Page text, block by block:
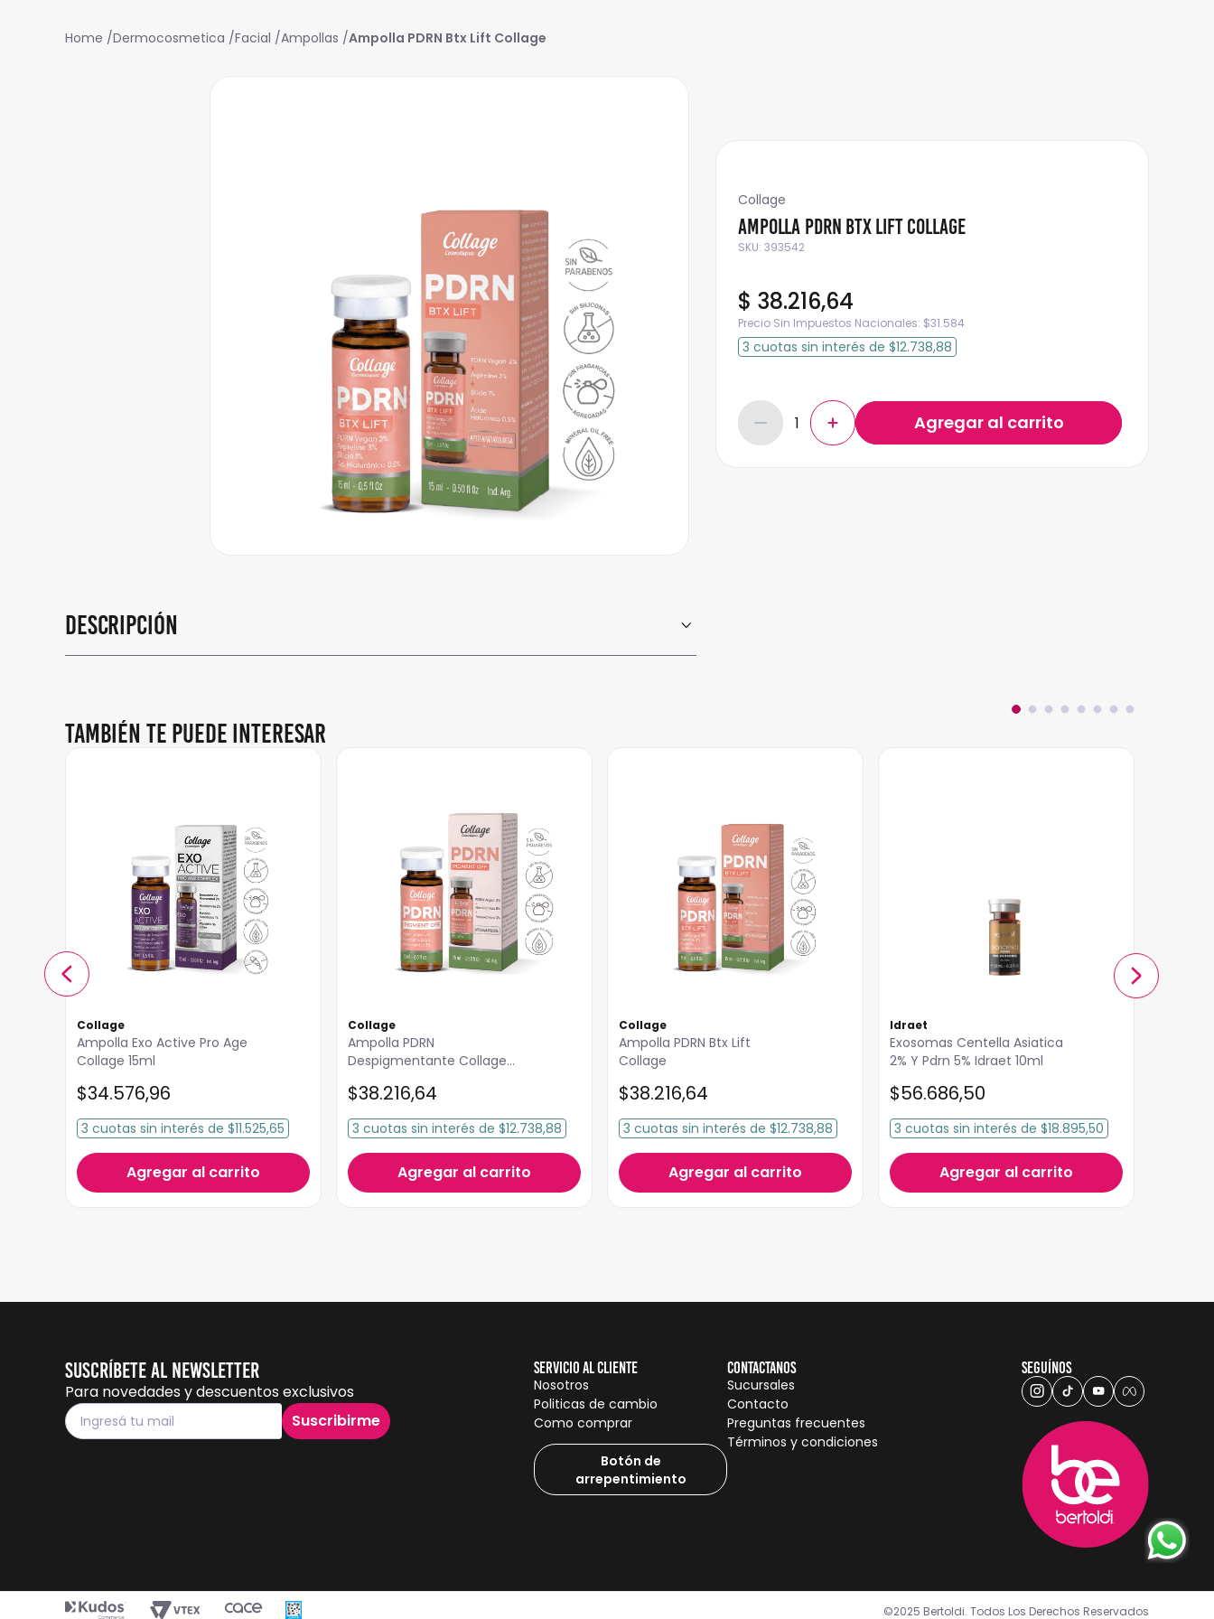
Dermocosmetica Facial Ampollas Ampolla PDRN Btx Lift Collage
Descripción
Collage
Ampolla PDRN Btx Lift Collage
SKU: 393542
$ 38.216,64
Precio Sin Impuestos Nacionales: $31.584
3 cuotas sin interés de $12.738,88
También te puede interesar
Collage
Ampolla Exo Active Pro Age
Collage 15ml
$34.576,96
3 cuotas sin interés de $11.525,65
Agregar al carrito
Collage
Ampolla PDRN
Despigmentante Collage
$38.216,64
3 cuotas sin interés de $12.738,88
Agregar al carrito
Collage
Ampolla PDRN Btx Lift
Collage
$38.216,64
3 cuotas sin interés de $12.738,88
Agregar al carrito
Idraet
Exosomas Centella Asiatica
2% Y Pdrn 5% Idraet 10ml
$56.686,50
3 cuotas sin interés de $18.895,50
Agregar al carrito
Suscríbete al Newsletter
Para novedades y descuentos exclusivos
Suscribirme
Servicio al cliente
Nosotros
Politicas de cambio
Como comprar
Botón de
arrepentimiento
Contactanos
Sucursales
Contacto
Preguntas frecuentes
Términos y condiciones
Seguínos
©2025 Bertoldi. Todos Los Derechos Reservados